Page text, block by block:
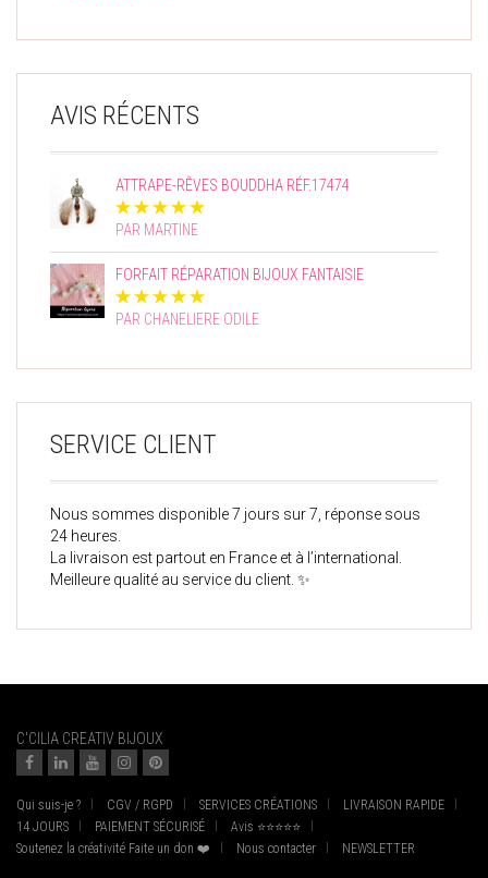
AVIS RÉCENTS
ATTRAPE-RÊVES BOUDDHA RÉF.17474
PAR MARTINE
FORFAIT RÉPARATION BIJOUX FANTAISIE
PAR CHANELIERE ODILE
SERVICE CLIENT
Nous sommes disponible 7 jours sur 7, réponse sous
24 heures.
La livraison est partout en France et à l’international.
Meilleure qualité au service du client. ✨
C'CILIA CREATIV BIJOUX
Qui suis-je ? CGV / RGPD SERVICES CRÉATIONS
LIVRAISON RAPIDE
14 JOURS
PAIEMENT SÉCURISÉ
Avis ⭐⭐⭐⭐⭐
Soutenez la créativité Faite un don ❤️
Nous contacter NEWSLETTER